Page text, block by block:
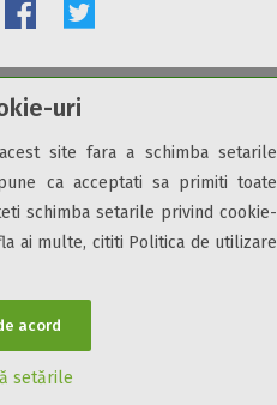
uri
site fara a schimba setarile
ca acceptati sa primiti toate
schimba setarile privind cookie-
ai multe, cititi Politica de utilizare
acord
setările
drepturile rezervate.
Parteneri Cazare7 Harta Cazare7